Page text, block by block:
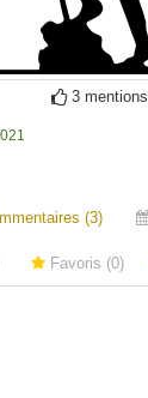
3 mentions
(3)
Favoris (0)